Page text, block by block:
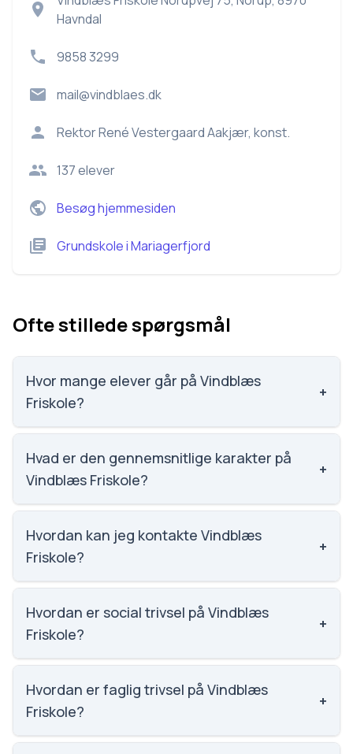
Havndal
9858 3299
mail@vindblaes.dk
RektorRené Vestergaard Aakjær, konst.
137elever
Besøg hjemmesiden
GrundskoleiMariagerfjord
Ofte stillede spørgsmål
Hvor mange elever går på Vindblæs
Friskole?
+
Vindblæs Friskole har 137 elever, hvilket gør den til
nummer 1539 ud af 3143 skoler.
Hvad er den gennemsnitlige karakter på
Vindblæs Friskole?
+
Karaktergennemsnittet på Vindblæs Friskole er 6.5,
nummer 1251 ud af 3143 skoler.
Hvordan kan jeg kontakte Vindblæs
Friskole?
+
Email: mail@vindblaes.dk. Telefon: 9858 3299.
Adresse: Vindblæs Friskole Norupvej 75, Norup,
8970 Havndal. Skoleleder: René Vestergaard
Hvordan er social trivsel på Vindblæs
Friskole?
+
Vi har ikke data om social trivsel for Vindblæs
Friskole.
Hvordan er faglig trivsel på Vindblæs
Friskole?
+
Vi har ikke data om faglig trivsel for Vindblæs